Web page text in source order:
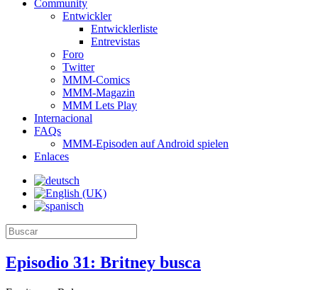
Community
Entwickler
Entwicklerliste
Entrevistas
Foro
Twitter
MMM-Comics
MMM-Magazin
MMM Lets Play
Internacional
FAQs
MMM-Episoden auf Android spielen
Enlaces
Episodio 31: Britney busca